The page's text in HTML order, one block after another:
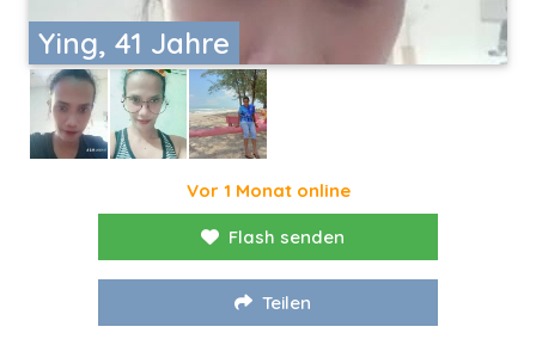
Ying, 41 Jahre
Vor 1 Monat online
Flash senden
Teilen